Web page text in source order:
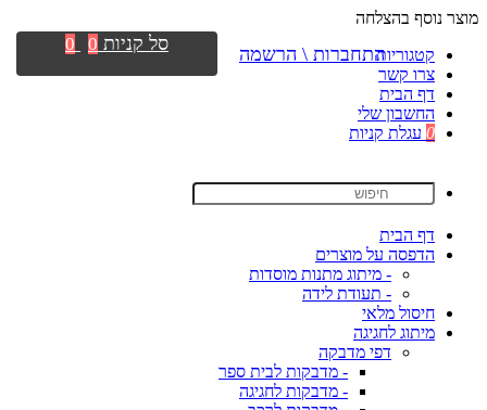
מוצר נוסף בהצלחה
קטגוריות
צרו קשר
דף הבית
החשבון שלי
0 עגלת קניות
דף הבית
הדפסה על מוצרים
- מיתוג מתנות מוסדות
- תעודת לידה
חיסול מלאי
מיתוג לחגיגה
דפי מדבקה
- מדבקות לבית ספר
- מדבקות לחגיגה
התחברות \ הרשמה סל קניות 0
0